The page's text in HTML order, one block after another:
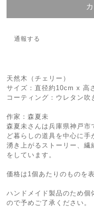
通報する
天然木（チェリー）
サイズ：直径約10cm x 高
コーティング：ウレタン吹
作家：森夏未
森夏未さんは兵庫県神戸市
ど暮らしの道具を中心に
湧き上がるストーリー、
をしています。
価格は1個あたりのものを
ハンドメイド製品のため個
ので予めご了承ください。